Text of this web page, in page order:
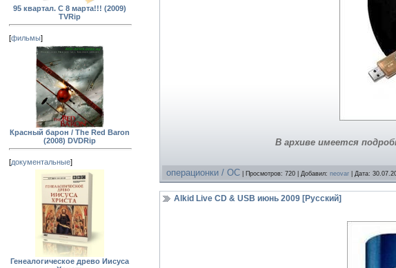
95 квартал. С 8 марта!!! (2009)
TVRip
[фильмы]
Красный барон / The Red Baron
(2008) DVDRip
[документальные]
Генеалогическое древо Иисуса
В архиве имеется
операционки / OC | Просмотров: 720 | Добавил: neovar | Дата:
Alkid Live CD & USB июнь 2009 [Русский]